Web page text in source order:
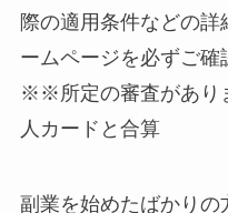
際の適用条件などの
ームページを必ずご確
※※所定の審査があり
人カードと合算
副業を始めたばかりの